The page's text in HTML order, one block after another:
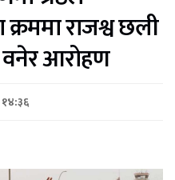
राजश्व छली
आरोहण